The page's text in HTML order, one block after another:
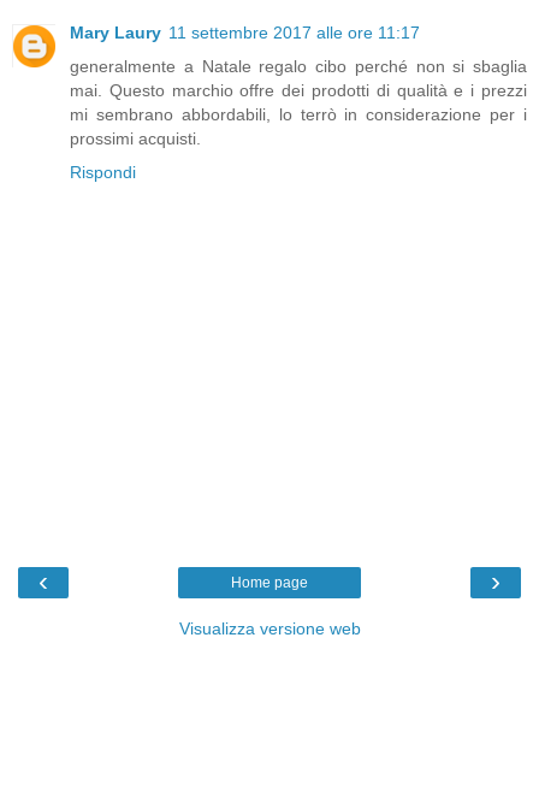
Mary Laury 11 settembre 2017 alle ore 11:17
generalmente a Natale regalo cibo perché non si sbaglia
mai. Questo marchio offre dei prodotti di qualità e i prezzi
mi sembrano abbordabili, lo terrò in considerazione per i
prossimi acquisti.
Rispondi
‹ ›
Home page
Visualizza versione web